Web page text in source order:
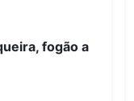
fogão a